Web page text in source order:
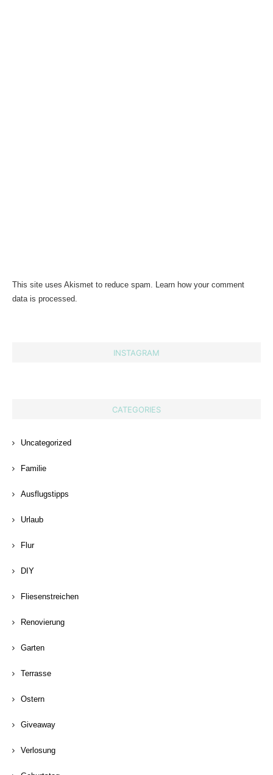
This site uses Akismet to reduce spam. Learn how your comment
data is processed.
INSTAGRAM
CATEGORIES
Uncategorized
Familie
Ausflugstipps
Urlaub
Flur
DIY
Fliesenstreichen
Renovierung
Garten
Terrasse
Ostern
Giveaway
Verlosung